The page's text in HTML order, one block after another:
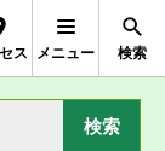
ス メニュー 検索